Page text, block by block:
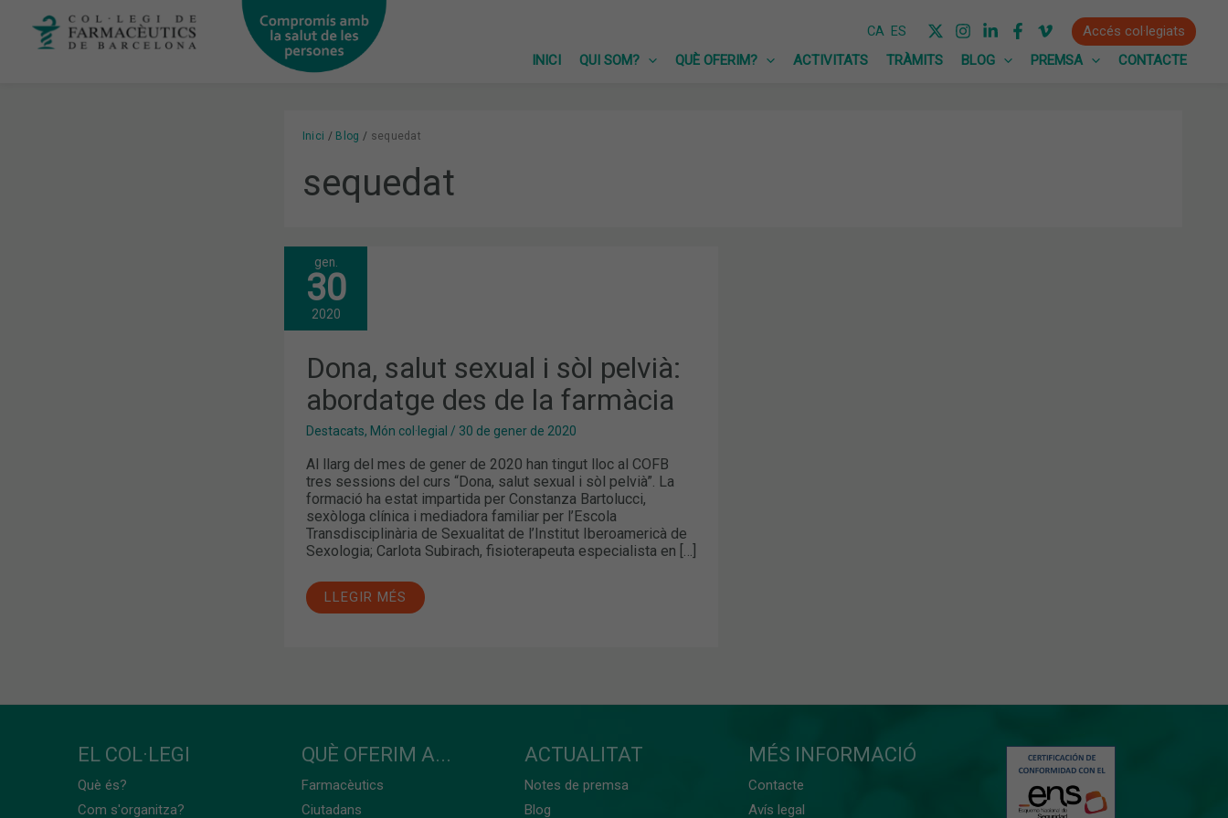
CA ES
Accés col·legiats
INICI
QUI SOM? QUÈ OFERIM? ACTIVITATS TRÀMITS BLOG PREMSA CONTACTE
Inici Blog sequedat
sequedat
gen.
30
2020
Dona, salut sexual i sòl pelvià:
abordatge des de la farmàcia
Destacats, Món col·legial / 30 de gener de 2020
Al llarg del mes de gener de 2020 han tingut lloc al COFB
tres sessions del curs “Dona, salut sexual i sòl pelvià”. La
formació ha estat impartida per Constanza Bartolucci,
sexòloga clínica i mediadora familiar per l’Escola
Transdisciplinària de Sexualitat de l’Institut Iberoamericà de
Sexologia; Carlota Subirach, fisioterapeuta especialista en […]
DONA,
SALUT
SEXUAL
I
SÒL
DES
DE
LA
FARMÀCIA
LLEGIR MÉS
EL COL·LEGI
Què és?
Com s'organitza?
QUÈ OFERIM A...
Farmacèutics
Ciutadans
ACTUALITAT
Notes de premsa
Blog
MÉS INFORMACIÓ
Contacte
Avís legal